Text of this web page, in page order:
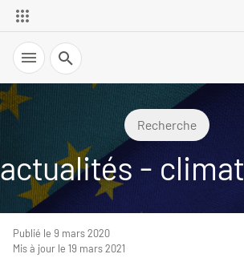
Recherche
Recherche
actualités - climat
Publié le 9 mars 2020
Mis à jour le 19 mars 2021